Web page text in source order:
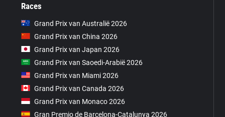
Races
Grand Prix van Australië 2026
Grand Prix van China 2026
Grand Prix van Japan 2026
Grand Prix van Saoedi-Arabië 2026
Grand Prix van Miami 2026
Grand Prix van Canada 2026
Grand Prix van Monaco 2026
Gran Premio de Barcelona-Catalunya 2026